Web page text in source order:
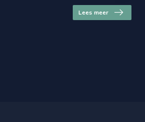
Lees meer